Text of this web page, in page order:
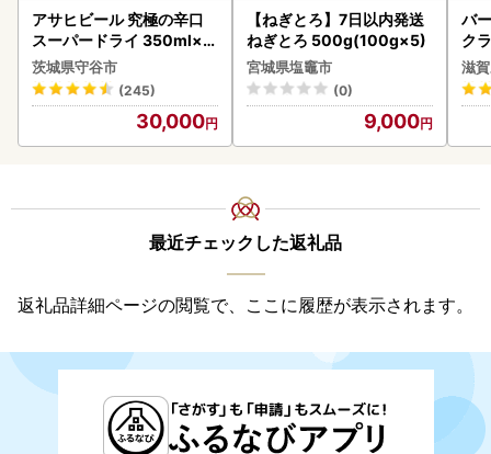
アサヒビール 究極の辛口
スーパードライ 350ml×4
8本 ビール
茨城県守谷市
(245)
30,000
【ねぎとろ】7日以内発送
ねぎとろ 500g(100g×5)
宮城県塩竈市
(0)
9,000
バ
ク
ア
ン
滋
最近チェックした返礼品
返礼品詳細ページの閲覧で、ここに履歴が表示されます。